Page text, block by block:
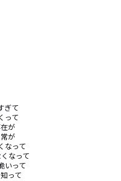
ぎて
って
が
が
なって
なって
いって
って